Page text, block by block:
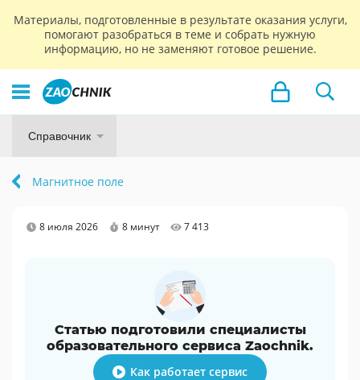
Материалы, подготовленные в результате оказания услуги,
помогают разобраться в теме и собрать нужную
информацию, но не заменяют готовое решение.
Справочник
Магнитное поле
8 июля 2026 8 минут 7 413
Статью подготовили специалисты
образовательного сервиса Zaochnik.
Как работает сервис